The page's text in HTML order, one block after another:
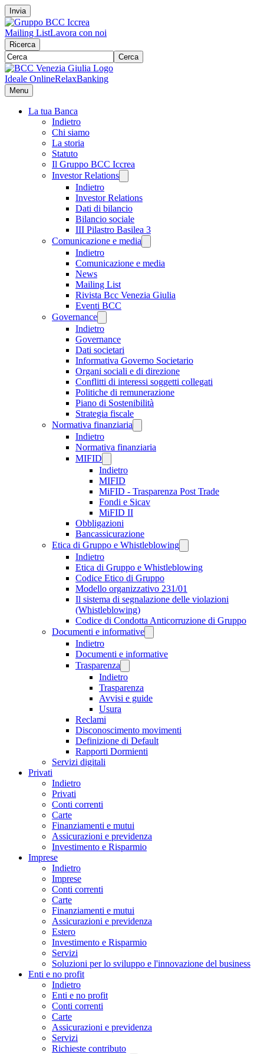
Invia
Mailing ListLavora con noi
Ricerca
Cerca
Ideale OnlineRelaxBanking
Menu
La tua Banca
Indietro
Chi siamo
La storia
Statuto
Il Gruppo BCC Iccrea
Investor Relations
Indietro
Investor Relations
Dati di bilancio
Bilancio sociale
III Pilastro Basilea 3
Comunicazione e media
Indietro
Comunicazione e media
News
Mailing List
Rivista Bcc Venezia Giulia
Eventi BCC
Governance
Indietro
Governance
Dati societari
Informativa Governo Societario
Organi sociali e di direzione
Conflitti di interessi soggetti collegati
Politiche di remunerazione
Piano di Sostenibilità
Strategia fiscale
Normativa finanziaria
Indietro
Normativa finanziaria
MIFID
Indietro
MIFID
MiFID - Trasparenza Post Trade
Fondi e Sicav
MiFID II
Obbligazioni
Bancassicurazione
Etica di Gruppo e Whistleblowing
Indietro
Etica di Gruppo e Whistleblowing
Codice Etico di Gruppo
Modello organizzativo 231/01
Il sistema di segnalazione delle violazioni
(Whistleblowing)
Codice di Condotta Anticorruzione di Gruppo
Documenti e informative
Indietro
Documenti e informative
Trasparenza
Indietro
Trasparenza
Avvisi e guide
Usura
Reclami
Disconoscimento movimenti
Definizione di Default
Rapporti Dormienti
Servizi digitali
Privati
Indietro
Privati
Conti correnti
Carte
Finanziamenti e mutui
Assicurazioni e previdenza
Investimento e Risparmio
Imprese
Indietro
Imprese
Conti correnti
Carte
Finanziamenti e mutui
Assicurazioni e previdenza
Estero
Investimento e Risparmio
Servizi
Soluzioni per lo sviluppo e l'innovazione del business
Enti e no profit
Indietro
Enti e no profit
Conti correnti
Carte
Assicurazioni e previdenza
Servizi
Richieste contributo